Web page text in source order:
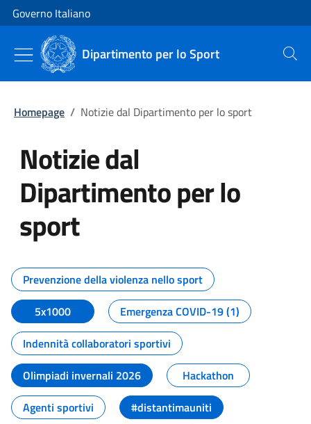
Vai al contenuto
Vai alla navigazione del sito
Governo Italiano
Dipartimento per lo Sport Cerca
Homepage / Notizie dal Dipartimento per lo sport
Notizie dal
Dipartimento per lo
sport
Tutti i contenuti della pagina
Prevenzione della violenza nello sport
5x1000
Emergenza COVID-19 (1)
Indennità collaboratori sportivi
Olimpiadi invernali 2026
Hackathon
Agenti sportivi
#distantimauniti